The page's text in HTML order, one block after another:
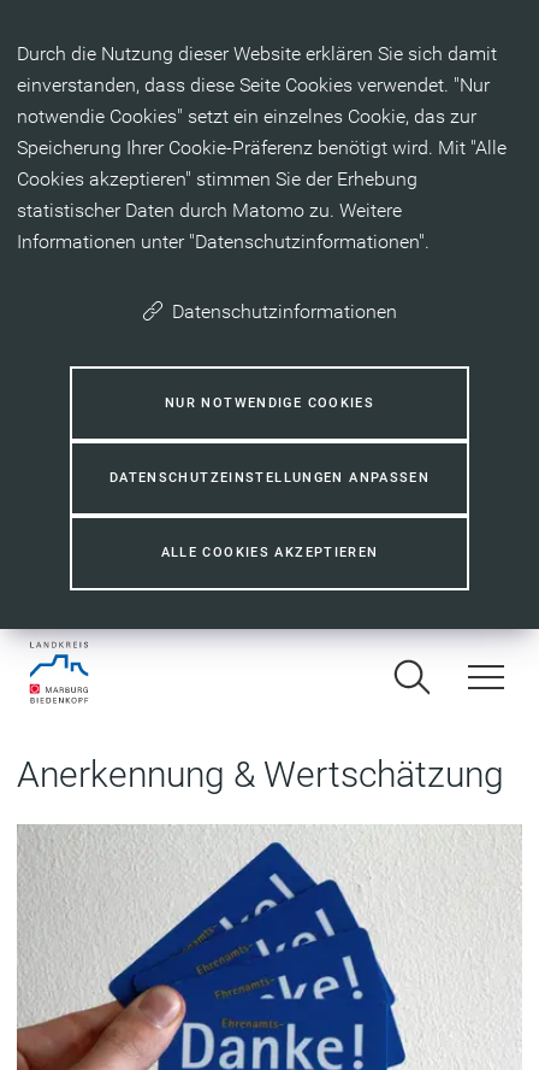
Durch die Nutzung dieser Website erklären Sie sich damit
einverstanden, dass diese Seite Cookies verwendet. "Nur
notwendie Cookies" setzt ein einzelnes Cookie, das zur
Speicherung Ihrer Cookie-Präferenz benötigt wird. Mit "Alle
Cookies akzeptieren" stimmen Sie der Erhebung
statistischer Daten durch Matomo zu. Weitere
Informationen unter "Datenschutzinformationen".
Datenschutzinformationen
NUR NOTWENDIGE COOKIES
DATENSCHUTZEINSTELLUNGEN ANPASSEN
ALLE COOKIES AKZEPTIEREN
Anerkennung & Wertschätzung